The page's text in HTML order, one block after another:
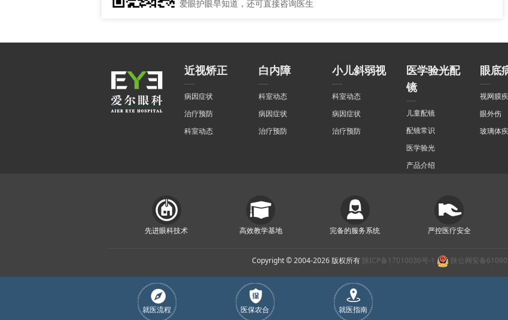
爱眼护眼早知道，还可直接咨询医生
就医流程 医保农合 就医指南
近视矫正
病因症状
治疗预防
科室动态
白内障
科室动态
病因症状
治疗预防
小儿斜弱视
科室动态
病因症状
治疗预防
医学验光配
镜
儿童配镜
配镜常识
医学验光
产品介绍
眼底
视网膜
眼外伤
玻璃体
先进眼科技术 高效教学基地 完备的服务系统 严控医疗安全
Copyright © 2004-2026 版权所有 陕ICP备17010030号-1 陕公网安备